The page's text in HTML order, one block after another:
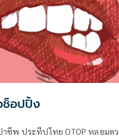
ช็อปปิ้ง
าชีพ ประทีปไทย OTOP หลอมดว